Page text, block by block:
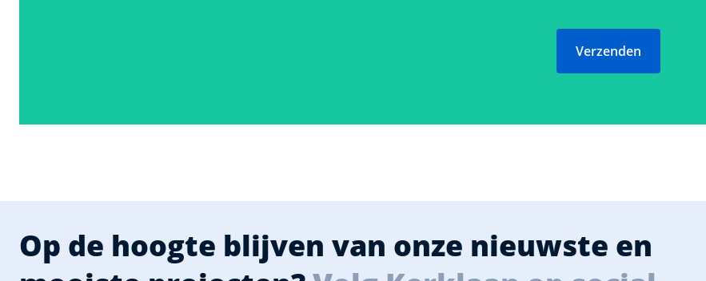
Verzenden
Op de hoogte blijven van onze nieuwste en